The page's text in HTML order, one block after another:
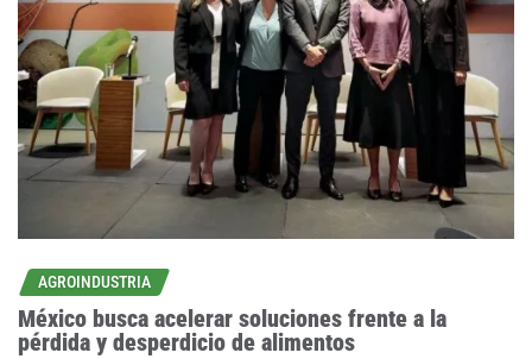
AGROINDUSTRIA
México busca acelerar soluciones frente a la
pérdida y desperdicio de alimentos